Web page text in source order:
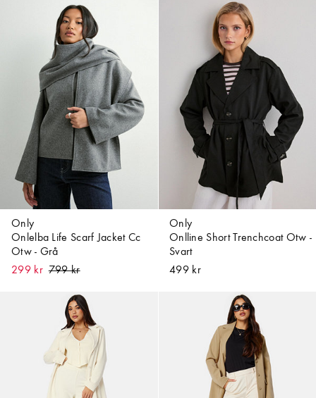
Only
Onlelba Life Scarf Jacket Cc
Otw - Grå
299 kr
Only
Onlline Short Trenchcoat Otw -
Svart
499 kr